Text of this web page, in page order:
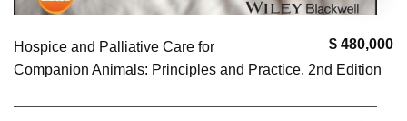
$ 480,000
Hospice and Palliative Care for
Companion Animals: Principles and Practice, 2nd Edition